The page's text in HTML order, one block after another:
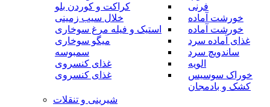
فرنی
خورشت آماده
خورشت آماده
غذای آماده سرد
ساندویچ سرد
الویه
خوراک سوسیس
کشک و بادمجان
کراکت و کوردن بلو
خلال سیب زمینی
استیک و فیله مرغ سوخاری
میگو سوخاری
سمبوسه
غذای کنسروی
غذای کنسروی
شیرینی و تنقلات